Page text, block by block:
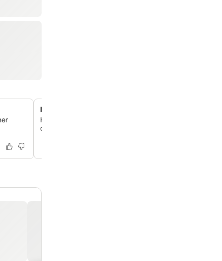
Modernes Fitnesscenter
Halte deine Trainingsroutine im 24-Stunden-
das mit Cardio- und Kraftgeräten ausgestattet ist.